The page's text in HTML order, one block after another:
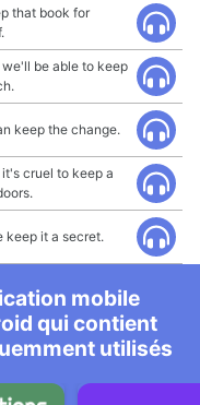
that book for
we'll be able to keep
keep the change.
cruel to keep a
keep it a secret.
mobile
qui contient
utilisés